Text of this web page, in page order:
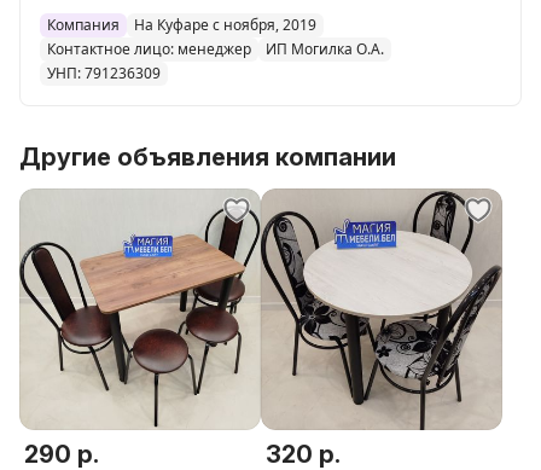
Компания
На Куфаре с ноября, 2019
Контактное лицо: менеджер
ИП Могилка О.А.
УНП: 791236309
Другие объявления компании
290 р. 320 р.